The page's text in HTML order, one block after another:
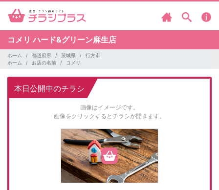
コメリハード&グリーン麻生店
ホーム 都道府県 茨城県
行方市
ホーム
お店の名前 コメリ
本日公開中のチラシ
画像はイメージです。
画像をクリックするとチラシが開きます。